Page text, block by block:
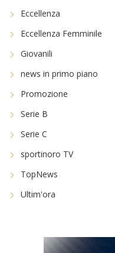
Eccellenza
Eccellenza Femminile
Giovanili
news in primo piano
Promozione
Serie B
Serie C
sportinoro TV
TopNews
Ultim'ora